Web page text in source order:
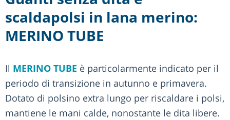
scaldapolsi in lana merino:
MERINO TUBE
Il MERINO TUBE è particolarmente indicato per il
periodo di transizione in autunno e primavera.
Dotato di polsino extra lungo per riscaldare i polsi,
mantiene le mani calde, nonostante le dita libere.